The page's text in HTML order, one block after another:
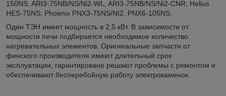
150NS, ARI3-75NB/NS/Ni2-WL, ARI3-75NB/NS/Ni2-CNR; Helius
HES-75NS; Phoenix PNX3-75NS/NI2, PNX6-105NS.
Один ТЭН имеет мощность в 2,5 кВт. В зависимости от
мощности печи подбирается необходимое количество
нагревательных элементов. Оригинальные запчасти от
финского производителя имеют длительный срок
эксплуатации, гарантировано решают проблемы с ремонтом и
обеспечивают бесперебойную работу электрокаменок.